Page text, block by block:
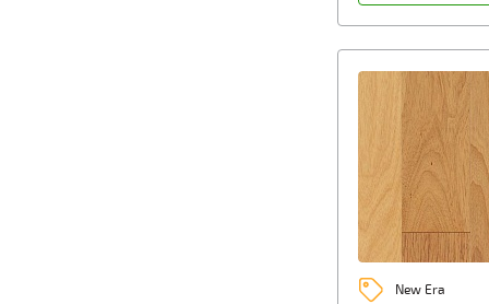
New Era